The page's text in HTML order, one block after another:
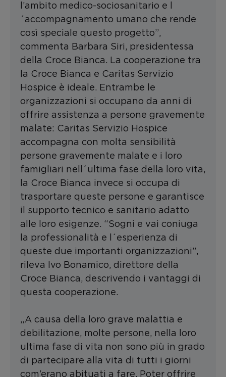
l’ambito medico-sociosanitario e l
´accompagnamento umano che rende
così speciale questo progetto”,
commenta Barbara Siri, presidentessa
della Croce Bianca. La cooperazione tra
la Croce Bianca e Caritas Servizio
Hospice è ideale. Entrambe le
organizzazioni si occupano da anni di
offrire assistenza a persone gravemente
malate: Caritas Servizio Hospice
accompagna con molta sensibilità
persone gravemente malate e i loro
famigliari nell´ultima fase della loro vita,
la Croce Bianca invece si occupa di
trasportare queste persone e garantisce
il supporto tecnico e sanitario adatto
alle loro esigenze. “Sogni e vai coniuga
la professionalità e l´esperienza di
queste due importanti organizzazioni”,
rileva Ivo Bonamico, direttore della
Croce Bianca, descrivendo i vantaggi di
questa cooperazione.
„A causa della loro grave malattia e
debilitazione, molte persone, nella loro
ultima fase di vita non sono più in grado
di partecipare alla vita di tutti i giorni
com’erano abituati a fare. Poter offrire